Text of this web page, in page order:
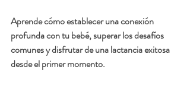
Aprende cómo establecer una conexión
profunda con tu bebé, superar los desafíos
comunes y disfrutar de una lactancia exitosa
desde el primer momento.